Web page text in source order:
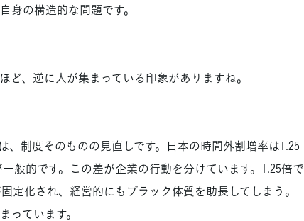
身の構造的な問題です。
、逆に人が集まっている印象がありますね。
制度そのものの見直しです。日本の時間外割増率は1.25
般的です。この差が企業の行動を分けています。1.25倍で
定化され、経営的にもブラック体質を助長してしまう。
っています。